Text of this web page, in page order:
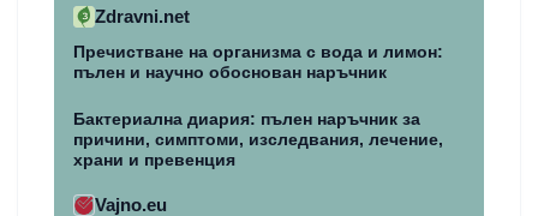
Zdravni.net
Пречистване на организма с вода и лимон:
пълен и научно обоснован наръчник
Бактериална диария: пълен наръчник за
причини, симптоми, изследвания, лечение,
храни и превенция
Vajno.eu